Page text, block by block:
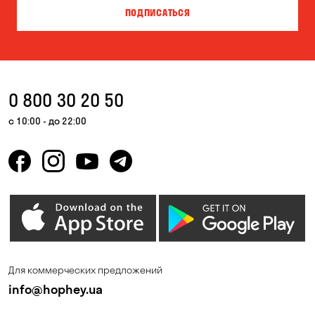
Горишние Плавни
Елизаветовка Зазимье
Калиновка
ПОДПИСАТЬСЯ
0 800 30 20 50
с 10:00 - до 22:00
Для коммерческих предложений
info@hophey.ua